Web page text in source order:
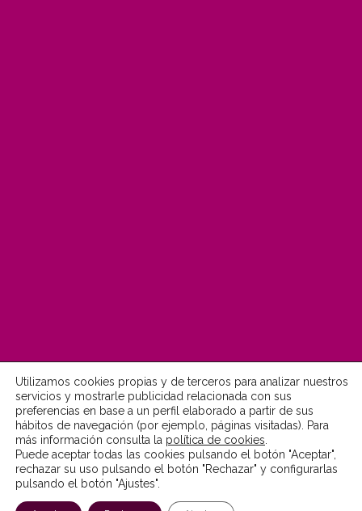
© Fundación MonteLeón 2022
Aviso Legal
Política de Privacidad
Política de Cookies
Utilizamos cookies propias y de terceros para analizar nuestros
servicios y mostrarle publicidad relacionada con sus
preferencias en base a un perfil elaborado a partir de sus
hábitos de navegación (por ejemplo, páginas visitadas). Para
más información consulta la política de cookies
Puede aceptar todas las cookies pulsando el botón "Aceptar",
rechazar su uso pulsando el botón "Rechazar" y configurarlas
pulsando el botón "Ajustes".